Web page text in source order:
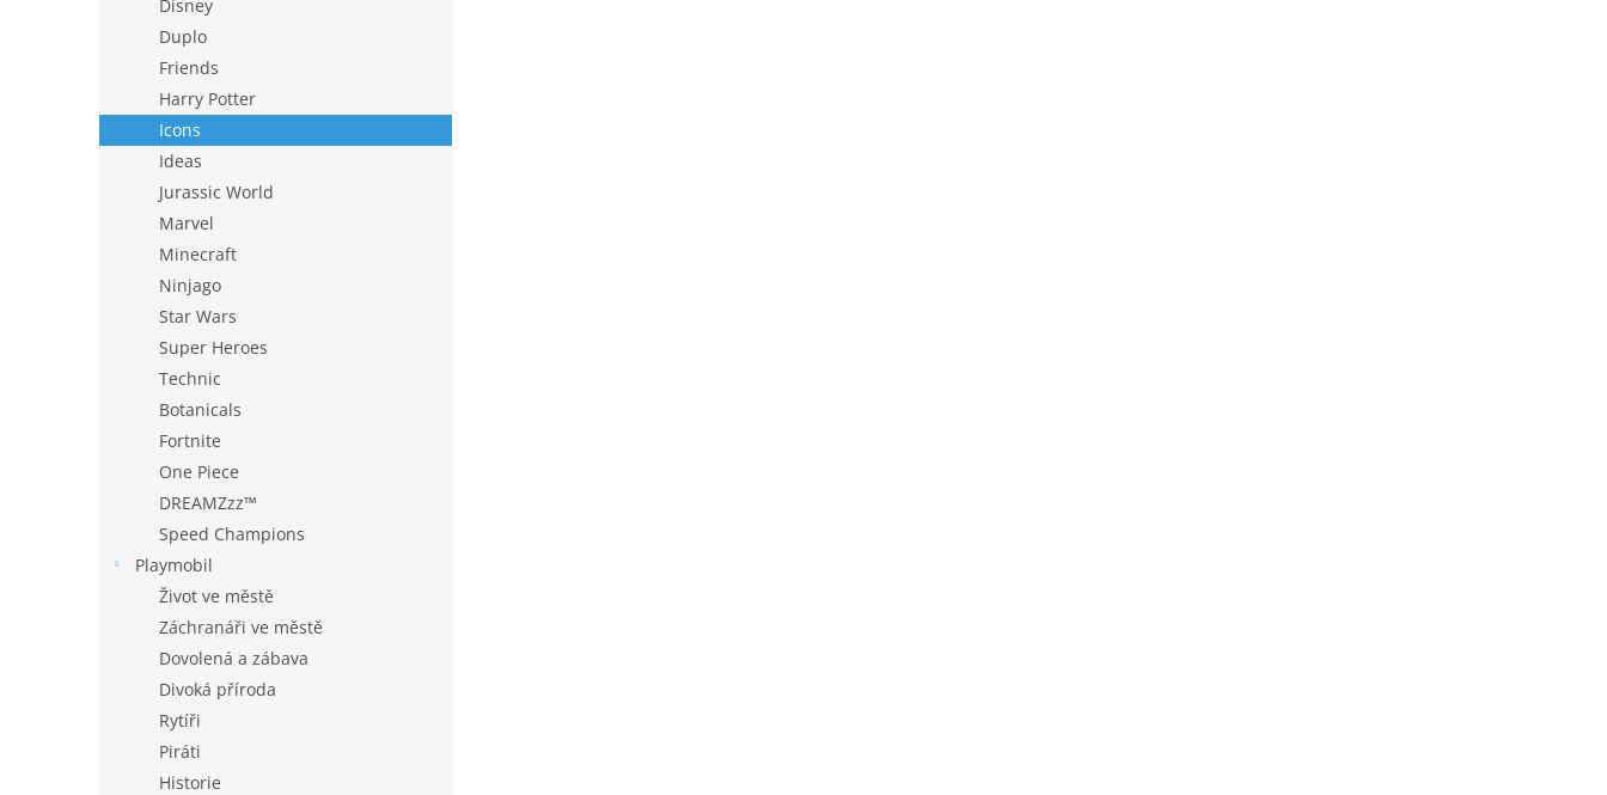
Disney
Duplo
Friends
Harry Potter
Icons
Ideas
Jurassic World
Marvel
Minecraft
Ninjago
Star Wars
Super Heroes
Technic
Botanicals
Fortnite
One Piece
DREAMZzz™
Speed Champions
Playmobil
Život ve městě
Záchranáři ve městě
Dovolená a zábava
Divoká příroda
Rytíři
Piráti
Historie